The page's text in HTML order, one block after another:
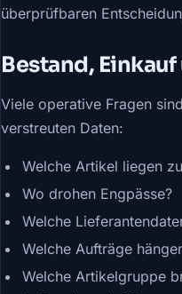
überprüfbaren
Bestand,
Viele operative Fragen
verstreuten Daten:
Welche Artikel liegen
Wo drohen Engpässe?
Welche
Welche Aufträge
Welche Artikelgruppe